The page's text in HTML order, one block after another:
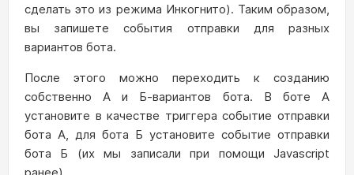
сделать это из режима Инкогнито). Таким образом,
вы запишете события отправки для разных
вариантов бота.
После этого можно переходить к созданию
собственно А и Б-вариантов бота. В боте А
установите в качестве триггера событие отправки
бота А, для бота Б установите событие отправки
бота Б (их мы записали при помощи Javascript